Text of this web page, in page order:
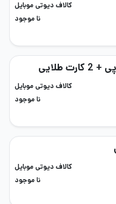
کالاف دیوتی موبایل
نا موجود
کالاف دیوتی موبایل
نا موجود
کالاف دیوتی موبایل
نا موجود